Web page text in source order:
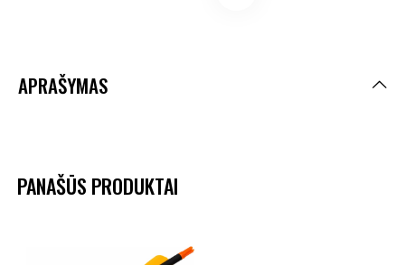
APRAŠYMAS
PANAŠŪS PRODUKTAI